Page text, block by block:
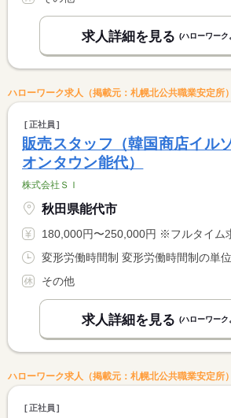
求人詳細を見る (ハローワーク
ハローワーク求人（掲載元：札幌北公共職業安定所）
正社員
販売スタッフ（韓国商店イル
オンタウン能代）
株式会社ＳＩ
秋田県能代市
180,000円〜250,000円 ※フルタイム求人の場合は月額（換算額）、パート求人の
その他
求人詳細を見る (ハローワーク
ハローワーク求人（掲載元：札幌北公共職業安定所）
正社員